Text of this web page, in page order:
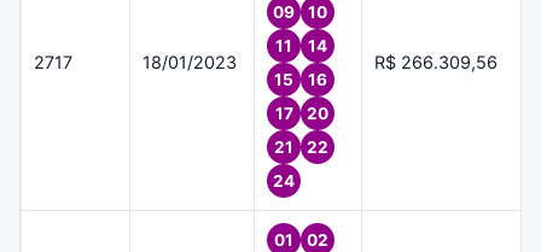
2717 18/01/2023
09
10
11
14
15
16
17
20
21
22
24
R$ 266.309,56
01
02